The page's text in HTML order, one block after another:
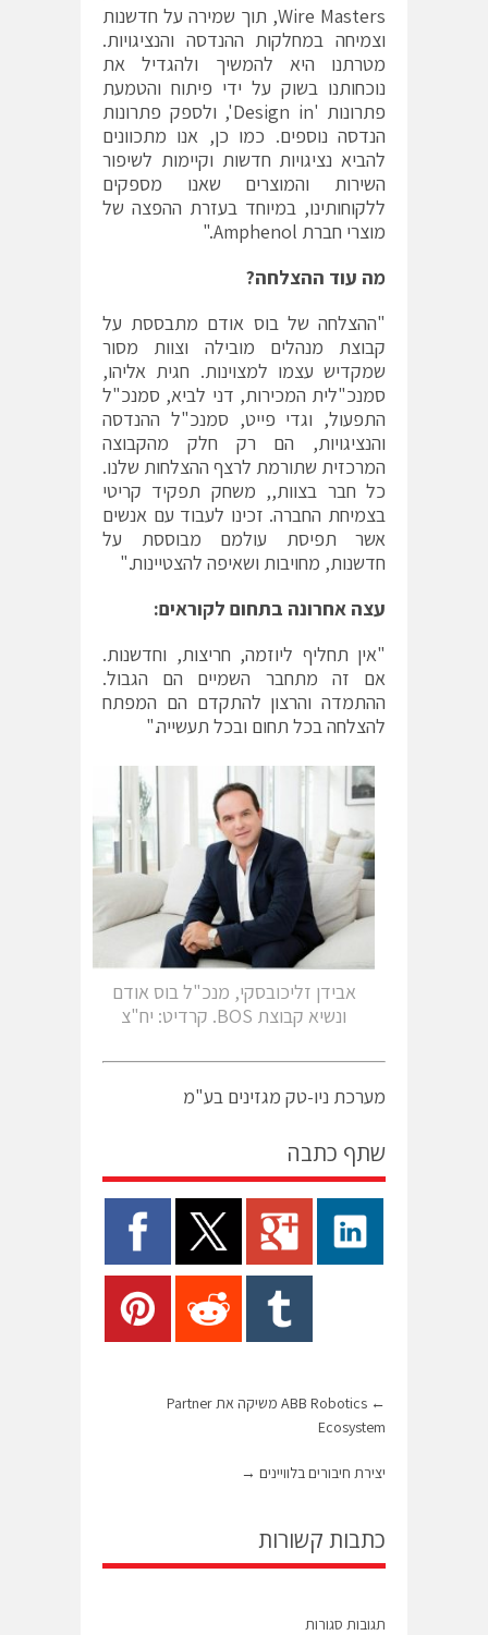
Wire Masters, תוך שמירה על חדשנות
וצמיחה במחלקות ההנדסה והנציגויות.
מטרתנו היא להמשיך ולהגדיל את
נוכחותנו בשוק על ידי פיתוח והטמעת
פתרונות 'Design in', ולספק פתרונות
הנדסה נוספים. כמו כן, אנו מתכוונים
להביא נציגויות חדשות וקיימות לשיפור
השירות והמוצרים שאנו מספקים
ללקוחותינו, במיוחד בעזרת ההפצה של
מוצרי חברת Amphenol."
מה עוד ההצלחה?
"ההצלחה של בוס אודם מתבססת על
קבוצת מנהלים מובילה וצוות מסור
שמקדיש עצמו למצוינות. חגית אליהו,
סמנכ"לית המכירות, דני לביא, סמנכ"ל
התפעול, וגדי פייט, סמנכ"ל ההנדסה
והנציגויות, הם רק חלק מהקבוצה
המרכזית שתורמת לרצף ההצלחות שלנו.
כל חבר בצוות,, משחק תפקיד קריטי
בצמיחת החברה. זכינו לעבוד עם אנשים
אשר תפיסת עולמם מבוססת על
חדשנות, מחויבות ושאיפה להצטיינות."
עצה אחרונה בתחום לקוראים:
"אין תחליף ליוזמה, חריצות, וחדשנות.
אם זה מתחבר השמיים הם הגבול.
ההתמדה והרצון להתקדם הם המפתח
להצלחה בכל תחום ובכל תעשייה."
אבידן זליכובסקי, מנכ"ל בוס אודם
ונשיא קבוצת BOS. קרדיט: יח"צ
מערכת ניו-טק מגזינים בע"מ
שתף כתבה
←
ABB Robotics משיקה את Partner
Ecosystem
יצירת חיבורים בלוויינים →
כתבות קשורות
תגובות סגורות